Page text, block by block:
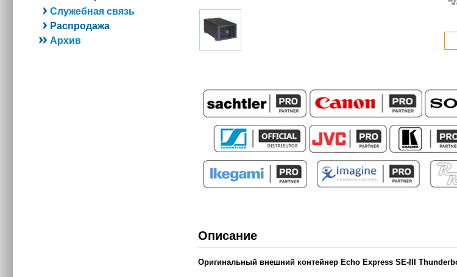
Служебная связь
Распродажа
Архив
Описание
Оригинальный внешний контейнер Echo Express SE-III